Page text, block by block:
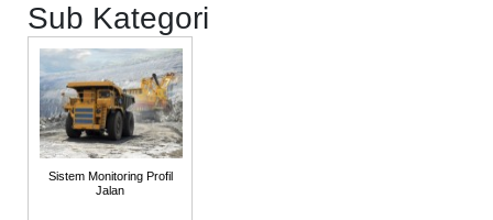
Sub Kategori
Sistem Monitoring Profil
Jalan